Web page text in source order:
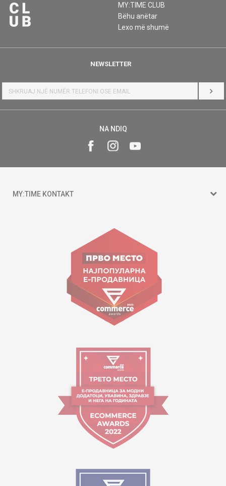
MY:TIME CLUB
Bëhu anëtar
Lexo më shumë
NEWSLETTER
HYR
NA NDIQ
MY:TIME KONTAKT
Goce Nikolovski 74 Shkup
contact@mytime.mk
Orari i punës:
09:00 - 17:00